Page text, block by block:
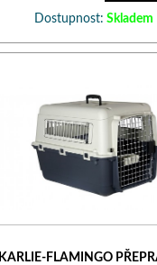
Dostupnost: Skladem
KARLIE-FLAMINGO